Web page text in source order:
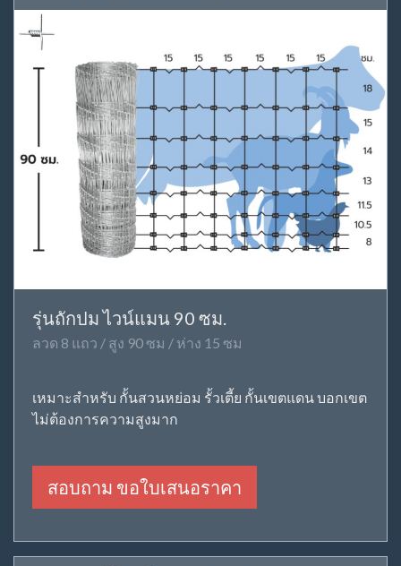
รุ่นถักปม ไวน์แมน 90 ซม.
ลวด 8 แถว / สูง 90 ซม / ห่าง 15 ซม
เหมาะสำหรับ กั้นสวนหย่อม รั้วเตี้ย กั้นเขตแดน บอกเขต
ไม่ต้องการความสูงมาก
สอบถาม ขอใบเสนอราคา